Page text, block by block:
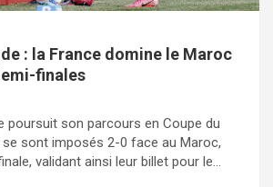
: la France domine le Maroc
finales
poursuit son parcours en Coupe du
sont imposés 2-0 face au Maroc,
validant ainsi leur billet pour le…